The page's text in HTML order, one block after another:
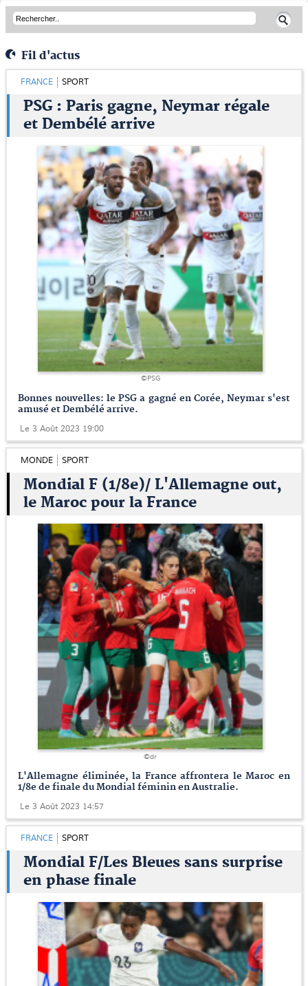
Fil d'actus
FRANCE SPORT
PSG : Paris gagne, Neymar régale
et Dembélé arrive
©PSG
Bonnes nouvelles: le PSG a gagné en Corée, Neymar s'est
amusé et Dembélé arrive.
Le 3 Août 2023 19:00
MONDE SPORT
Mondial F (1/8e)/ L'Allemagne out,
le Maroc pour la France
©dr
L'Allemagne éliminée, la France affrontera le Maroc en
1/8e de finale du Mondial féminin en Australie.
Le 3 Août 2023 14:57
FRANCE SPORT
Mondial F/Les Bleues sans surprise
en phase finale